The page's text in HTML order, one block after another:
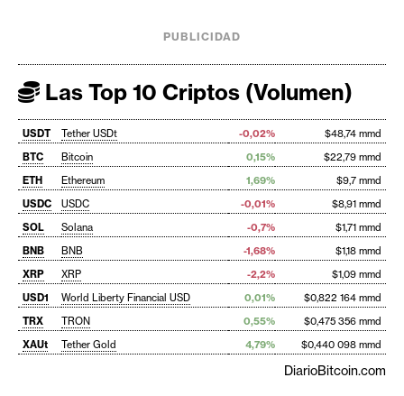
PUBLICIDAD
Las Top 10 Criptos (Volumen)
USDT Tether USDt -0,02%
$48,74 mmd
BTC
Bitcoin 0,15%
$22,79 mmd
ETH
Ethereum 1,69%
$9,7 mmd
USDC
USDC -0,01%
$8,91 mmd
SOL
Solana -0,7%
$1,71 mmd
BNB
BNB -1,68%
$1,18 mmd
XRP
XRP -2,2%
$1,09 mmd
USD1
World Liberty Financial USD 0,01%
$0,822 164 mmd
TRX
TRON 0,55%
$0,475 356 mmd
XAUt
Tether Gold 4,79% $0,440 098 mmd
DiarioBitcoin.com